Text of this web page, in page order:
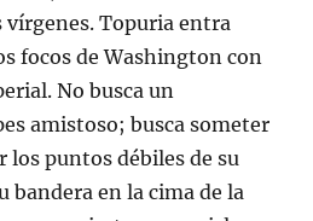
vírgenes. Topuria entra
focos de Washington con
No busca un
amistoso; busca someter
los puntos débiles de su
bandera en la cima de la